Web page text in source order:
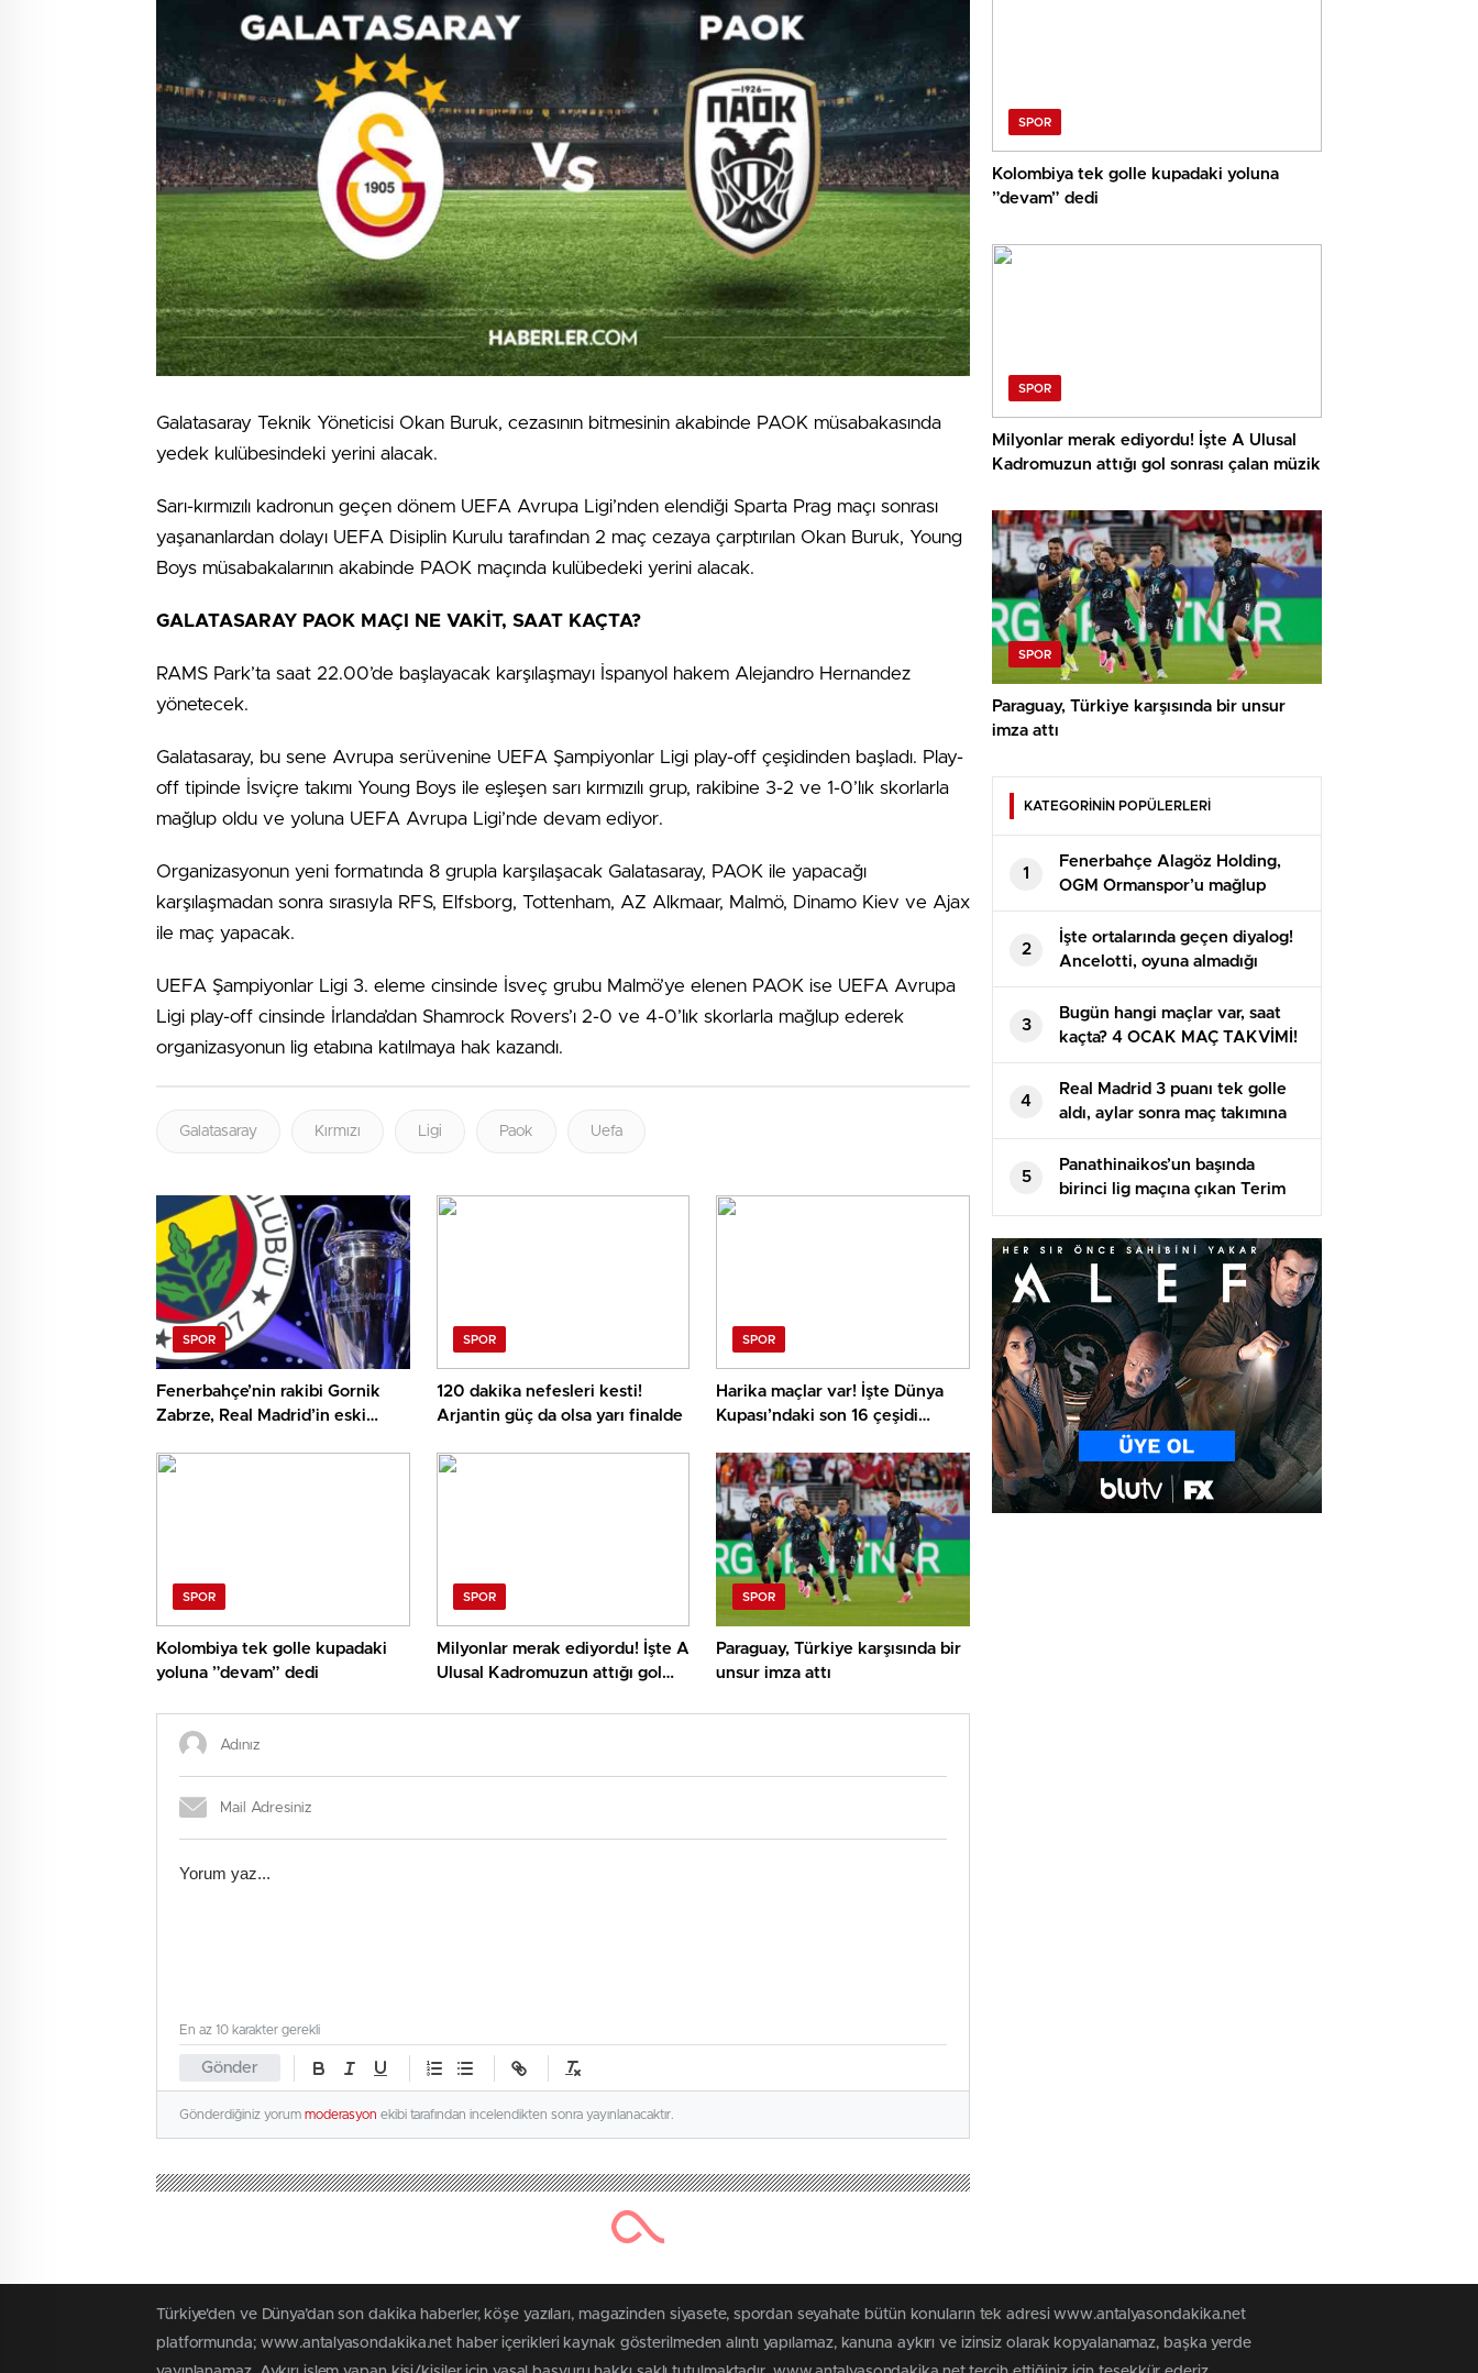
Galatasaray Teknik Yöneticisi Okan Buruk, cezasının bitmesinin akabinde PAOK müsabakasında
yedek kulübesindeki yerini alacak.
Sarı-kırmızılı kadronun geçen dönem UEFA Avrupa Ligi’nden elendiği Sparta Prag maçı sonrası
yaşananlardan dolayı UEFA Disiplin Kurulu tarafından 2 maç cezaya çarptırılan Okan Buruk, Young
Boys müsabakalarının akabinde PAOK maçında kulübedeki yerini alacak.
GALATASARAY PAOK MAÇI NE VAKİT, SAAT KAÇTA?
RAMS Park’ta saat 22.00’de başlayacak karşılaşmayı İspanyol hakem Alejandro Hernandez
yönetecek.
Galatasaray, bu sene Avrupa serüvenine UEFA Şampiyonlar Ligi play-off çeşidinden başladı. Play-
off tipinde İsviçre takımı Young Boys ile eşleşen sarı kırmızılı grup, rakibine 3-2 ve 1-0’lık skorlarla
mağlup oldu ve yoluna UEFA Avrupa Ligi’nde devam ediyor.
Organizasyonun yeni formatında 8 grupla karşılaşacak Galatasaray, PAOK ile yapacağı
karşılaşmadan sonra sırasıyla RFS, Elfsborg, Tottenham, AZ Alkmaar, Malmö, Dinamo Kiev ve Ajax
ile maç yapacak.
UEFA Şampiyonlar Ligi 3. eleme cinsinde İsveç grubu Malmö’ye elenen PAOK ise UEFA Avrupa
Ligi play-off cinsinde İrlanda’dan Shamrock Rovers’ı 2-0 ve 4-0’lık skorlarla mağlup ederek
organizasyonun lig etabına katılmaya hak kazandı.
Galatasaray Kırmızı Ligi Paok Uefa
SPOR
Fenerbahçe’nin rakibi Gornik
Zabrze, Real Madrid’in eski
SPOR
120 dakika nefesleri kesti!
Arjantin güç da olsa yarı finalde
SPOR
Harika maçlar var! İşte Dünya
Kupası’ndaki son 16 çeşidi
SPOR
Kolombiya tek golle kupadaki
yoluna ”devam” dedi
SPOR
Milyonlar merak ediyordu! İşte A
Ulusal Kadromuzun attığı gol
SPOR
Paraguay, Türkiye karşısında bir
unsur imza attı
Gönder
En az 10 karakter gerekli
Gönderdiğiniz yorum moderasyon ekibi tarafından incelendikten sonra yayınlanacaktır.
SPOR
Kolombiya tek golle kupadaki yoluna
”devam” dedi
SPOR
Milyonlar merak ediyordu! İşte A Ulusal
Kadromuzun attığı gol sonrası çalan müzik
SPOR
Paraguay, Türkiye karşısında bir unsur
imza attı
KATEGORİNİN POPÜLERLERİ
1
Fenerbahçe Alagöz Holding,
OGM Ormanspor’u mağlup
ederek finale yükseldi
2
İşte ortalarında geçen diyalog!
Ancelotti, oyuna almadığı
Arda’yı maç sonu soyunma
odasına çekti
3
Bugün hangi maçlar var, saat
kaçta? 4 OCAK MAÇ TAKVİMİ!
Bu akşam maç var mı?
4
Real Madrid 3 puanı tek golle
aldı, aylar sonra maç takımına
giren Arda tekrar talih
bulamadı
5
Panathinaikos’un başında
birinci lig maçına çıkan Terim
alandan 2-0’lık galibiyetle
ayrıldı
Türkiye'den ve Dünya’dan son dakika haberler, köşe yazıları, magazinden siyasete, spordan seyahate bütün konuların tek adresi www.antalyasondakika.net
platformunda; www.antalyasondakika.net haber içerikleri kaynak gösterilmeden alıntı yapılamaz, kanuna aykırı ve izinsiz olarak kopyalanamaz, başka yerde